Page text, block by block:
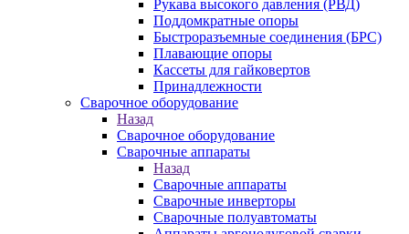
Рукава высокого давления (РВД)
Поддомкратные опоры
Быстроразъемные соединения (БРС)
Плавающие опоры
Кассеты для гайковертов
Принадлежности
Сварочное оборудование
Назад
Сварочное оборудование
Сварочные аппараты
Назад
Сварочные аппараты
Сварочные инверторы
Сварочные полуавтоматы